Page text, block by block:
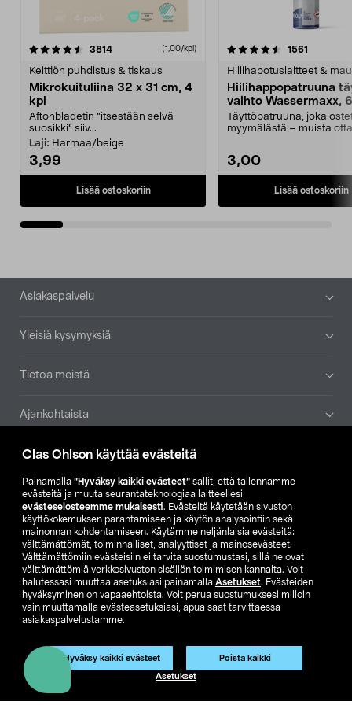
Clas Ohlson käyttää evästeitä
Painamalla ”Hyväksy kaikki evästeet” sallit, että tallennamme
evästeitä ja muuta seurantateknologiaa laitteellesi
evästeselosteemme mukaisesti. Evästeitä käytetään sivuston
käyttökokemuksen parantamiseen ja käytön analysointiin sekä
mainonnan kohdentamiseen. Käytämme neljänlaisia evästeitä:
välttämättömät, toiminnalliset, analyyttiset ja mainosevästeet.
Välttämättömiin evästeisiin ei tarvita suostumustasi, sillä ne ovat
välttämättömiä verkkosivuston sisällön toimimisen kannalta. Voit
halutessasi muuttaa asetuksiasi painamalla Asetukset. Evästeiden
hyväksyminen on vapaaehtoista. Voit perua suostumuksesi milloin
vain muuttamalla evästeasetuksiasi, apua saat tarvittaessa
asiakaspalvelustamme.
Hyväksy kaikki evästeet Poista kaikki
Asetukset
3814arvostelut (1,00/kpl)
Keittiön puhdistus & tiskaus
Mikrokuituliina 32 x 31 cm, 4
kpl
Aftonbladetin "itsestään selvä
suosikki" siiv...
Laji: Harmaa/beige
3,99
Lisää ostoskoriin
4.5viidestä
1561
Hiilihapotuslaitteet &
Hiilihappopatruuna
vaihto Wassermaxx,
Täyttöpatruuna, joka
myymälästä – muista
3,00
Lisää ostoskoriin
4.5viidestä
Alatunniste
Asiakaspalvelu
Yleisiä kysymyksiä
Tietoa meistä
Ajankohtaista
Muut yrityksemme
Etsi myymälä
SE NO FI
FI SV
Club Clas Ostoehdot
Tietosuojaseloste
Näytä hinnat ilman ALV:a